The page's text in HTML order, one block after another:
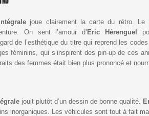
joue clairement la carte du rétro. Le
On sent l’amour d’ Eric Hérenguel
de l’esthétique du titre qui reprend les
féminins, qui s’inspirent des pin-up de ces
des femmes était bien plus prononcé et
jouit plutôt d’un dessin de bonne qualité.
inorganiques. Les véhicules sont tout à fait